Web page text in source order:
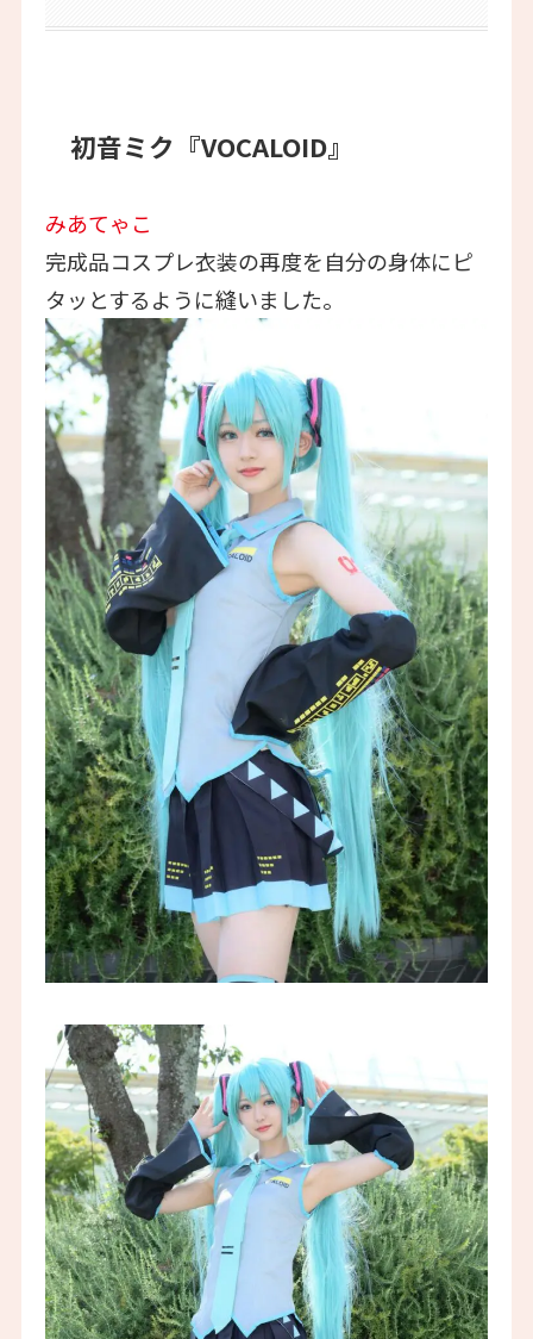
初音ミク『VOCALOID』
みあてゃこ
完成品コスプレ衣装の再度を自分の身体にピ
タッとするように縫いました。